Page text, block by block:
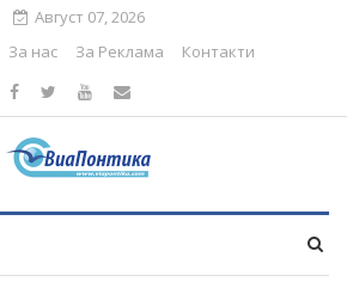
Август 07, 2026
За нас За Реклама Контакти